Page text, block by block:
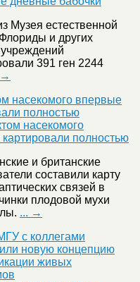
Музея естественной
и других
391 ген 2244
→
насекомого впервые
полностью
и британские
составили карту
связей в
плодовой мухи
... →
с коллегами
новую концепцию
живых